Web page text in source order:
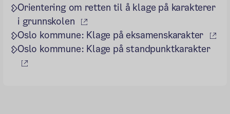
Orientering om retten til å klage på karakterer
i grunnskolen
(ekstern lenke)
Oslo kommune: Klage på eksamenskarakter
Oslo kommune: Klage på standpunktkarakter
(ekstern lenke)